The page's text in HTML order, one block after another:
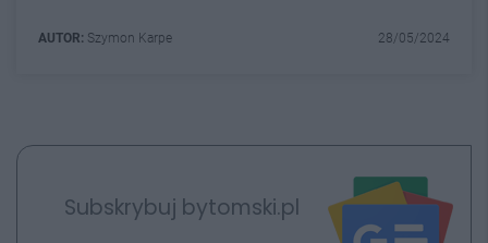
AUTOR: Szymon Karpe 28/05/2024
Subskrybuj bytomski.pl